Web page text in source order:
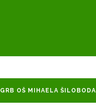
GRB OŠ MIHAELA ŠILOBODA